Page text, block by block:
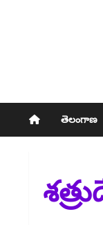
తెలంగాణ